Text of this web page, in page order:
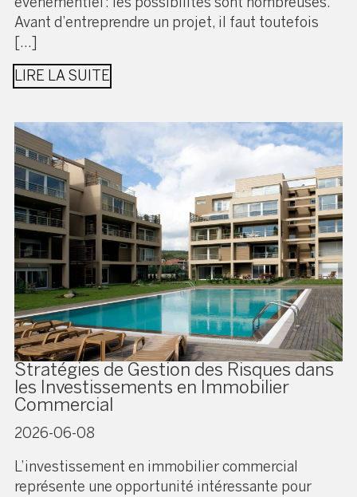
Avant d’entreprendre un projet, il faut toutefois
[…]
LIRE LA SUITE
Stratégies de Gestion des Risques dans
les Investissements en Immobilier
Commercial
2026-06-08
L’investissement en immobilier commercial
représente une opportunité intéressante pour